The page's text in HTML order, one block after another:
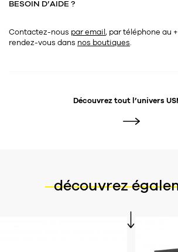
BESOIN D’AIDE ?
Contactez-nous par email, par téléphone au
rendez-vous dans nos boutiques.
Découvrez tout l’univers
découvrez